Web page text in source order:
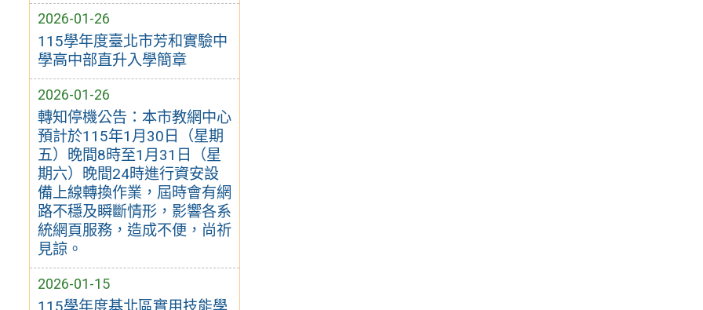
2026-01-26
115學年度臺北市芳和實驗中
學高中部直升入學簡章
2026-01-26
轉知停機公告：本市教網中心
預計於115年1月30日（星期
五）晚間8時至1月31日（星
期六）晚間24時進行資安設
備上線轉換作業，屆時會有網
路不穩及瞬斷情形，影響各系
統網頁服務，造成不便，尚祈
見諒。
2026-01-15
115學年度基北區實用技能學